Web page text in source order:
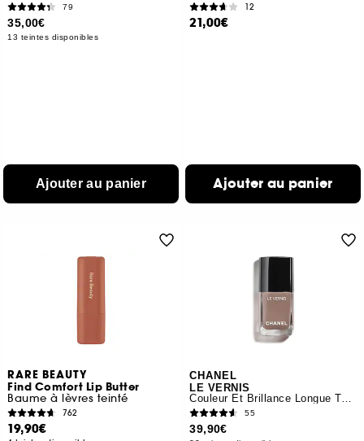
79
35,00€
13 teintes disponibles
Ajouter au panier
12
21,00€
Ajouter au panier
RARE BEAUTY
Find Comfort Lip Butter
Baume à lèvres teinté
762
19,90€
CHANEL
LE VERNIS
Couleur Et Brillance Longue Tenue
55
39,90€